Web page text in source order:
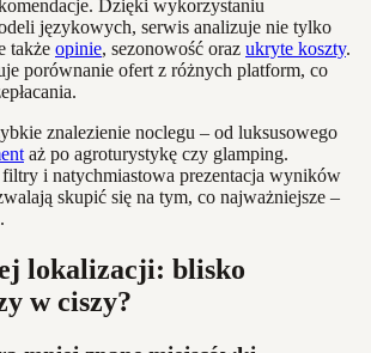
Dzięki wykorzystaniu
językowych, serwis analizuje nie tylko
także opinie, sezonowość oraz ukryte koszty.
porównanie ofert z różnych platform, co
znalezienie noclegu – od luksusowego
aż po agroturystykę czy glamping.
i natychmiastowa prezentacja wyników
skupić się na tym, co najważniejsze –
lokalizacji: blisko
w ciszy?